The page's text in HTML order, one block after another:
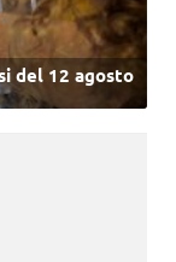
del 12 agosto